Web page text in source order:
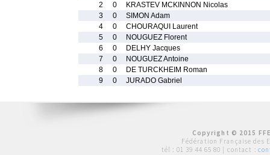
2
0
KRASTEV MCKINNON Nicolas
3
0
SIMON Adam
4
0
CHOURAQUI Laurent
5
0
NOUGUEZ Florent
6
0
DELHY Jacques
7
0
NOUGUEZ Antoine
8
0
DE TURCKHEIM Roman
9
0 JURADO Gabriel
Copyright © 2015
Fédération Française des
tél : 01 39 44 65 80 | contact :